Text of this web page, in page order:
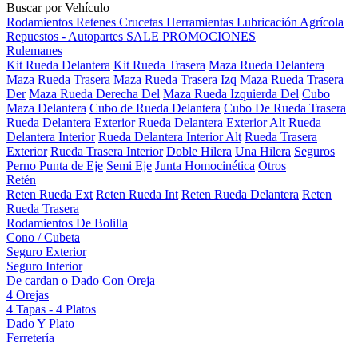
Buscar por Vehículo
Rodamientos Retenes Crucetas Herramientas Lubricación Agrícola
Repuestos - Autopartes SALE PROMOCIONES
Rulemanes
Kit Rueda Delantera Kit Rueda Trasera Maza Rueda Delantera
Maza Rueda Trasera Maza Rueda Trasera Izq Maza Rueda Trasera
Der Maza Rueda Derecha Del Maza Rueda Izquierda Del Cubo
Maza Delantera Cubo de Rueda Delantera Cubo De Rueda Trasera
Rueda Delantera Exterior Rueda Delantera Exterior Alt Rueda
Delantera Interior Rueda Delantera Interior Alt Rueda Trasera
Exterior Rueda Trasera Interior Doble Hilera Una Hilera Seguros
Perno Punta de Eje Semi Eje Junta Homocinética Otros
Retén
Reten Rueda Ext Reten Rueda Int Reten Rueda Delantera Reten
Rueda Trasera
Rodamientos De Bolilla
Cono / Cubeta
Seguro Exterior
Seguro Interior
De cardan o Dado Con Oreja
4 Orejas
4 Tapas - 4 Platos
Dado Y Plato
Ferretería